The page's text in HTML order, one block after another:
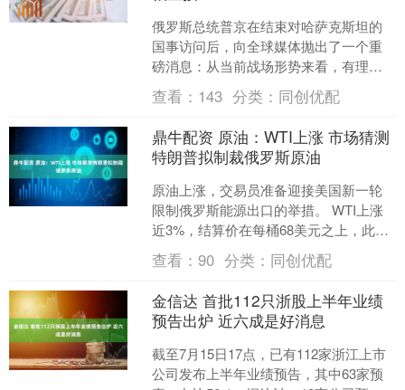
俄罗斯总统普京在结束对哈萨克斯坦的
国事访问后，向全球媒体抛出了一个重
磅消息：从当前战场形势来看，有理由
认为俄乌冲突临近收尾。 然而就在普京
发表这番讲话的同一天，....
查看： 143 分类： 同创优配
鼎牛配资 原油：WTI上涨 市场猜测
特朗普拟制裁俄罗斯原油
原油上涨，交易员准备迎接美国新一轮
限制俄罗斯能源出口的举措。 WTI上涨
近3%，结算价在每桶68美元之上，此前
美国总统唐纳德·特朗普表示，他计划于
周一就俄罗斯问....
查看：90 分类： 同创优配
金信达 首批112只浙股上半年业绩
预告出炉 近六成是好消息
截至7月15日17点，已有112家浙江上市
公司发布上半年业绩预告，其中63家预